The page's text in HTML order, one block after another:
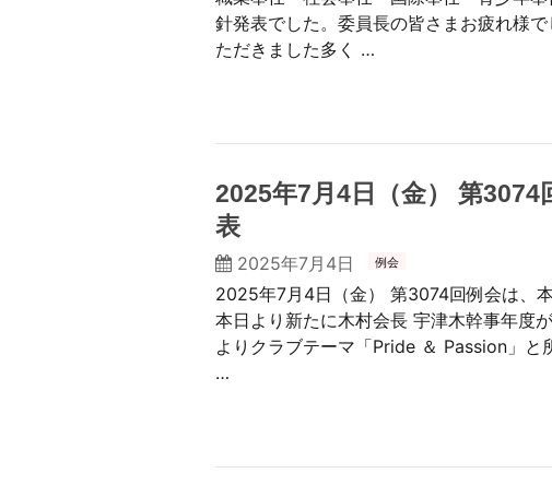
針発表でした。委員長の皆さまお疲れ様
ただきました多く …
2025年7月4日（金） 第
表
2025年7月4日 例会
2025年7月4日（金） 第3074回例会は、本
本日より新たに木村会長 宇津木幹事年度
よりクラブテーマ「Pride ＆ Passion」と
…